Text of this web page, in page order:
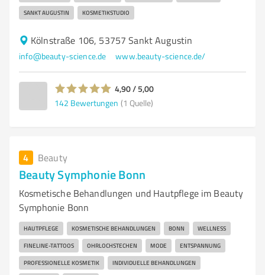
SANKT AUGUSTIN KOSMETIKSTUDIO
Kölnstraße 106, 53757 Sankt Augustin
info@beauty-science.de www.beauty-science.de/
4,90 / 5,00
142 Bewertungen (1 Quelle)
4 Beauty
Beauty Symphonie Bonn
Kosmetische Behandlungen und Hautpflege im Beauty
Symphonie Bonn
HAUTPFLEGE KOSMETISCHE BEHANDLUNGEN BONN WELLNESS
FINELINE-TATTOOS OHRLOCHSTECHEN MODE ENTSPANNUNG
PROFESSIONELLE KOSMETIK INDIVIDUELLE BEHANDLUNGEN